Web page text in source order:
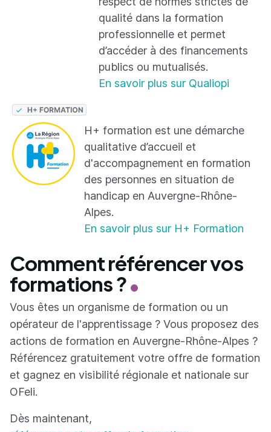
qualité dans la formation
professionnelle et permet
d’accéder à des financements
publics ou mutualisés.
En savoir plus sur Qualiopi
H+ formation est une démarche
qualitative d’accueil et
d'accompagnement en formation
des personnes en situation de
handicap en Auvergne-Rhône-
Alpes.
En savoir plus sur H+ Formation
Comment référencer vos
formations ?
Vous êtes un organisme de formation ou un
opérateur de l'apprentissage ? Vous proposez des
actions de formation en Auvergne-Rhône-Alpes ?
Référencez gratuitement votre offre de formation
et gagnez en visibilité régionale et nationale sur
OFeli.
Dès maintenant,